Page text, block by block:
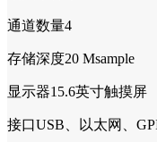
通道数量4
存储深度20 Msample
显示器15.6英寸触摸屏
接口USB、以太网、